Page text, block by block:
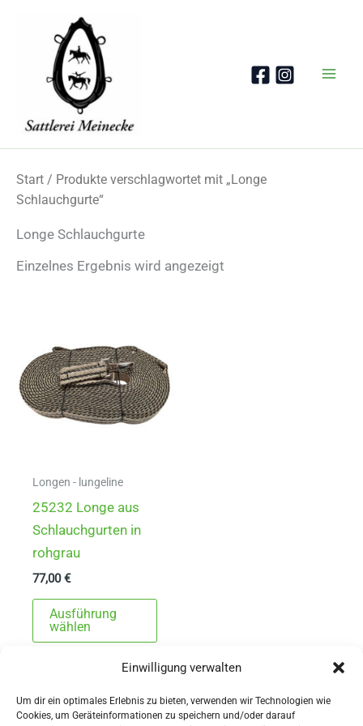
Einwilligung verwalten
Um dir ein optimales Erlebnis zu bieten, verwenden wir Technologien wie
Cookies, um Geräteinformationen zu speichern und/oder darauf
Start / Produkte verschlagwortet mit „Longe
Schlauchgurte“
Longe Schlauchgurte
Einzelnes Ergebnis wird angezeigt
Longen - lungeline
25232 Longe aus
Schlauchgurten in
rohgrau
77,00€
Ausführung
wählen
Dieses
mehrere
Varianten
auf.